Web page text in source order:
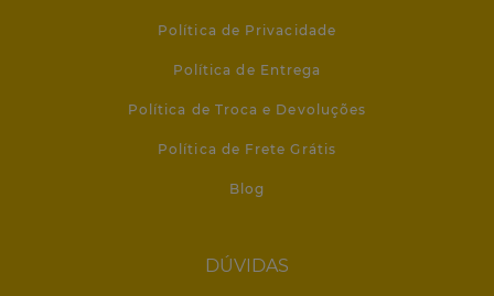
Política de Privacidade
Política de Entrega
Política de Troca e Devoluções
Política de Frete Grátis
Blog
DÚVIDAS